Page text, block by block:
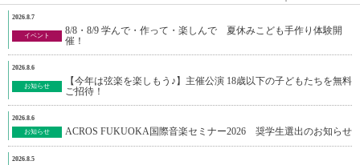
2026.8.7
イベント
8/8・8/9 学んで・作って・楽しんで 夏休みこども手作り体験開
催！
2026.8.6
お知らせ
【今年は弦楽を楽しもう♪】主催公演 18歳以下の子どもたちを無料
ご招待！
2026.8.6
お知らせ
ACROS FUKUOKA国際音楽セミナー2026 奨学生選出のお知らせ
2026.8.5